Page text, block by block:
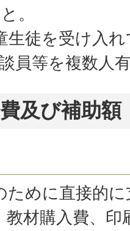
。
生徒を受け入
員等を複数人
及び補助額
ために直接的
教材購入費、印